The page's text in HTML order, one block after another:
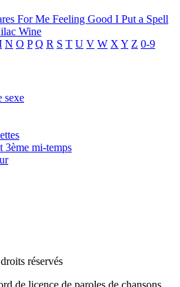
For Me Feeling Good I Put a Spell
Wine
N O P Q R S T U V W X Y Z 0-9
sexe
3ème mi-temps
réservés